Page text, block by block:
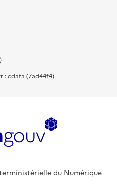
: cdata (7ad44f4)
du Numérique